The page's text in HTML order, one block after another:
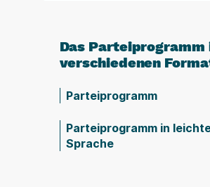
Das Parteiprogramm
verschiedenen
Parteiprogramm
Parteiprogramm in
Sprache